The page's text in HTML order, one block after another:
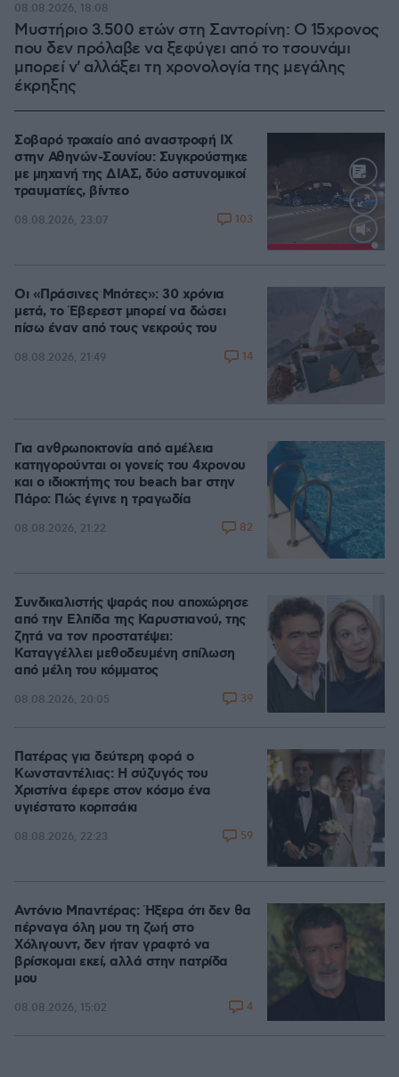
Μυστήριο 3.500 ετών στη Σαντορίνη: Ο 15χρονος
που δεν πρόλαβε να ξεφύγει από το τσουνάμι
μπορεί ν' αλλάξει τη χρονολογία της μεγάλης
έκρηξης
08.08.2026, 18:08
Loaded:
Σοβαρό τροχαίο από αναστροφή ΙΧ
στην Αθηνών-Σουνίου: Συγκρούστηκε
με μηχανή της ΔΙΑΣ, δύο αστυνομικοί
τραυματίες, βίντεο
08.08.2026, 23:07 103
Οι «Πράσινες Μπότες»: 30 χρόνια
μετά, το Έβερεστ μπορεί να δώσει
πίσω έναν από τους νεκρούς του
08.08.2026, 21:49 14
Για ανθρωποκτονία από αμέλεια
κατηγορούνται οι γονείς του 4χρονου
και ο ιδιοκτήτης του beach bar στην
Πάρο: Πώς έγινε η τραγωδία
08.08.2026, 21:22 82
Συνδικαλιστής ψαράς που αποχώρησε
από την Ελπίδα της Καρυστιανού, της
ζητά να τον προστατέψει:
Καταγγέλλει μεθοδευμένη σπίλωση
από μέλη του κόμματος
08.08.2026, 20:05 39
Πατέρας για δεύτερη φορά ο
Κωνσταντέλιας: Η σύζυγός του
Χριστίνα έφερε στον κόσμο ένα
υγιέστατο κοριτσάκι
08.08.2026, 22:23 59
Αντόνιο Μπαντέρας: Ήξερα ότι δεν θα
πέρναγα όλη μου τη ζωή στο
Χόλιγουντ, δεν ήταν γραφτό να
βρίσκομαι εκεί, αλλά στην πατρίδα
μου
08.08.2026, 15:02 4